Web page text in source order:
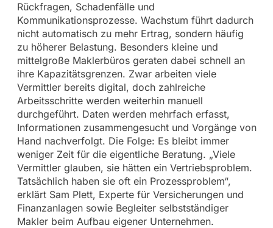
Rückfragen, Schadenfälle und
Kommunikationsprozesse. Wachstum führt dadurch
nicht automatisch zu mehr Ertrag, sondern häufig
zu höherer Belastung. Besonders kleine und
mittelgroße Maklerbüros geraten dabei schnell an
ihre Kapazitätsgrenzen. Zwar arbeiten viele
Vermittler bereits digital, doch zahlreiche
Arbeitsschritte werden weiterhin manuell
durchgeführt. Daten werden mehrfach erfasst,
Informationen zusammengesucht und Vorgänge von
Hand nachverfolgt. Die Folge: Es bleibt immer
weniger Zeit für die eigentliche Beratung. „Viele
Vermittler glauben, sie hätten ein Vertriebsproblem.
Tatsächlich haben sie oft ein Prozessproblem“,
erklärt Sam Plett, Experte für Versicherungen und
Finanzanlagen sowie Begleiter selbstständiger
Makler beim Aufbau eigener Unternehmen.